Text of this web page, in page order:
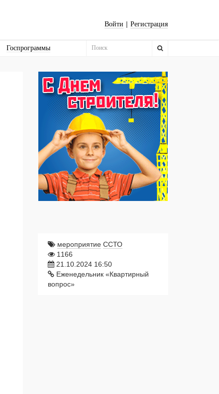
Войти | Регистрация
Госпрограммы
мероприятие ССТО
1166
21.10.2024 16:50
Еженедельник «Квартирный
вопрос»